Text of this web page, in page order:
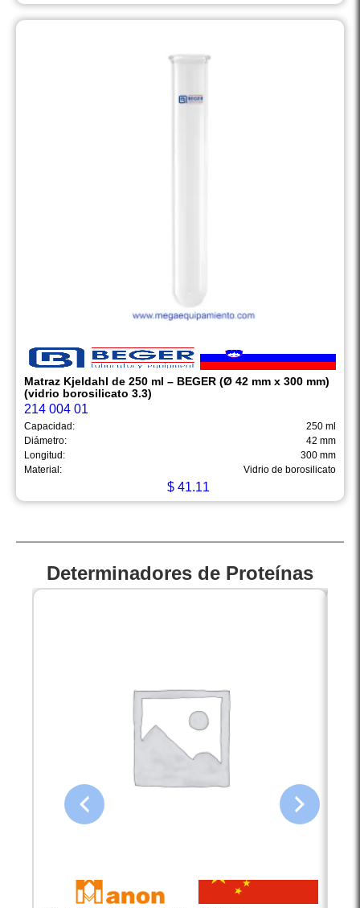
Matraz Kjeldahl de 250 ml – BEGER (Ø 42 mm x 300 mm)
(vidrio borosilicato 3.3)
214 004 01
Capacidad:
250 ml
Diámetro:
42 mm
Longitud:
300 mm
Material:
Vidrio de borosilicato
$41.11
Determinadores de Proteínas